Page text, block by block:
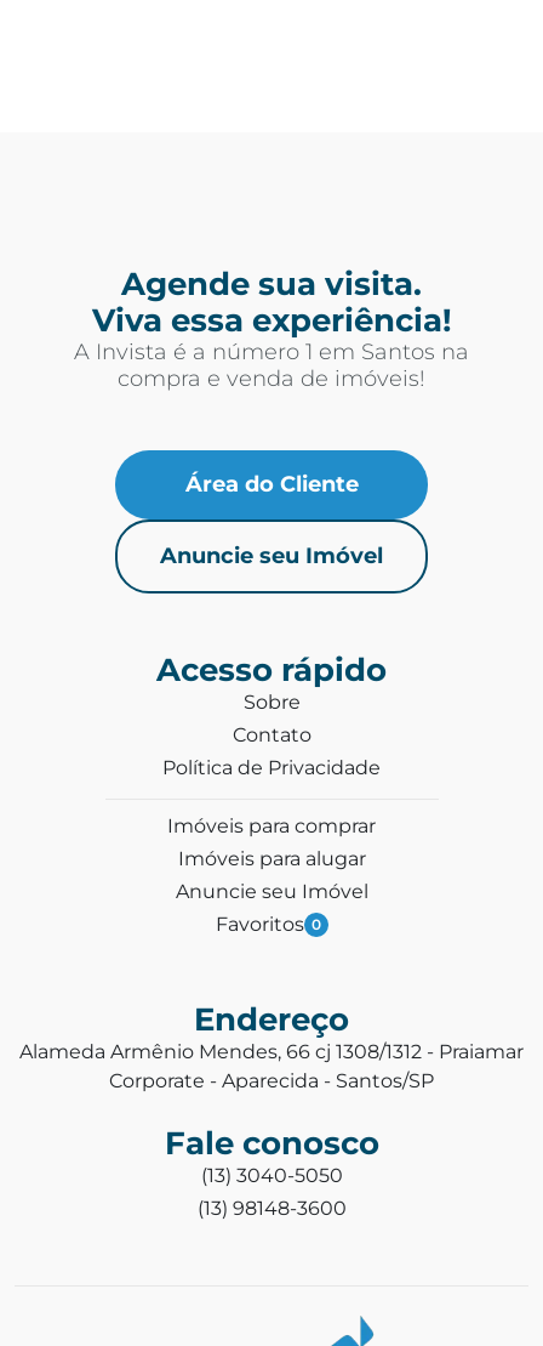
Agende sua visita.
Viva essa experiência!
A Invista é a número 1 em Santos na
compra e venda de imóveis!
Área do Cliente
Anuncie seu Imóvel
Acesso rápido
Sobre
Contato
Política de Privacidade
Imóveis para comprar
Imóveis para alugar
Anuncie seu Imóvel
Favoritos 0
Endereço
Alameda Armênio Mendes, 66 cj 1308/1312 - Praiamar
Corporate - Aparecida - Santos/SP
Fale conosco
(13) 3040-5050
(13) 98148-3600